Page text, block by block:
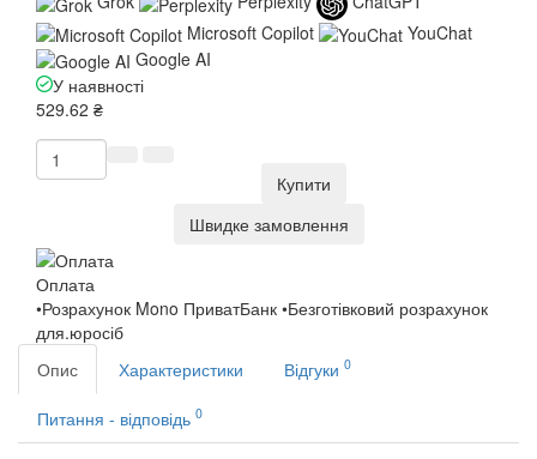
Microsoft Copilot
YouChat
Google AI
У наявності
529.62 ₴
Купити
Швидке замовлення
Оплата
•Розрахунок Mono ПриватБанк •Безготівковий розрахунок
для.юросіб
Опис
Характеристики Відгуки 0
Питання - відповідь 0